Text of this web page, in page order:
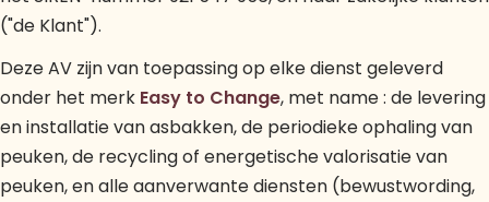
("de Klant").
Deze AV zijn van toepassing op elke dienst geleverd
onder het merk Easy to Change, met name : de levering
en installatie van asbakken, de periodieke ophaling van
peuken, de recycling of energetische valorisatie van
peuken, en alle aanverwante diensten (bewustwording,